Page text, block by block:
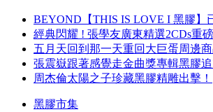
BEYOND【THIS IS LOVE I 黑膠】
經典閃耀 ! 張學友廣東精選2CDs重
五月天回到那一天重回大巨蛋周邊
張震嶽跟著感覺走金曲獎專輯黑膠
周杰倫太陽之子珍藏黑膠精雕出擊！
黑膠市集